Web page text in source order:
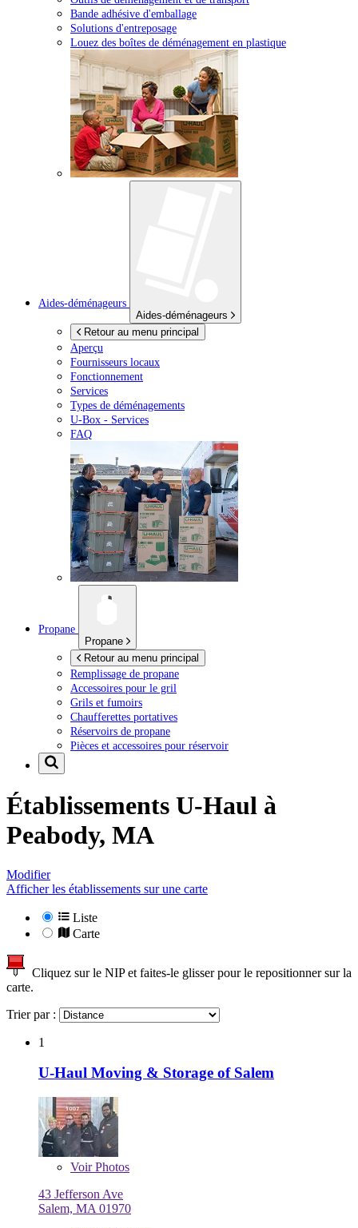
Bande adhésive d'emballage
Solutions d'entreposage
Louez des boîtes de déménagement en plastique
Aides-déménageurs
Aides-déménageurs
Retour au menu principal
Aperçu
Fournisseurs locaux
Fonctionnement
Services
Types de déménagements
U-Box - Services
FAQ
Propane
Propane
Retour au menu principal
Remplissage de propane
Accessoires pour le gril
Grils et fumoirs
Chaufferettes portatives
Réservoirs de propane
Pièces et accessoires pour réservoir
Établissements U-Haul à
Peabody, MA
Modifier
Afficher les établissements sur une carte
Liste
Carte
Cliquez sur le NIP et faites-le glisser pour le repositionner sur la
carte.
Trier par :
1
U-Haul Moving & Storage of Salem
VoirPhotos
43 Jefferson Ave
Salem, MA 01970